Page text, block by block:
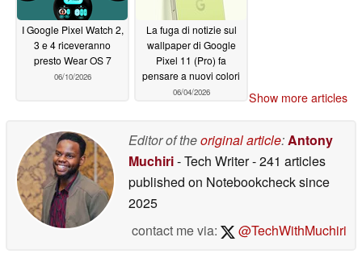
I Google Pixel Watch 2,
3 e 4 riceveranno
presto Wear OS 7
06/10/2026
La fuga di notizie sul
wallpaper di Google
Pixel 11 (Pro) fa
pensare a nuovi colori
06/04/2026 Show more articles
Editor of theoriginal article:Antony
Muchiri- Tech Writer- 241 articles
published on Notebookchecksince
2025
contact me via:
@TechWithMuchiri